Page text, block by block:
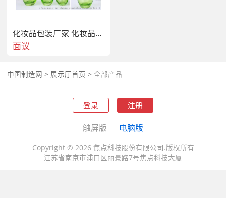
化妆品包装厂家 化妆品包材
面议
中国制造网 > 展示厅首页 > 全部产品
登录 注册
触屏版 电脑版
Copyright © 2026 焦点科技股份有限公司.版权所有
江苏省南京市浦口区丽景路7号焦点科技大厦